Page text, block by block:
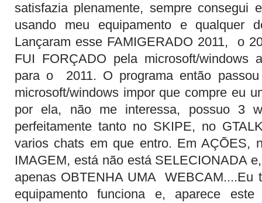
satisfazia plenamente, sempre consegui
usando meu equipamento e qualquer
Lançaram esse FAMIGERADO 2011, o
FUI FORÇADO pela microsoft/windows
para o 2011. O programa então
microsoft/windows impor que compre eu
por ela, não me interessa, possuo 3
perfeitamente tanto no SKIPE, no
varios chats em que entro. Em AÇÕES,
IMAGEM, está não está SELECIONADA
apenas OBTENHA UMA WEBCAM....Eu
equipamento funciona e, aparece